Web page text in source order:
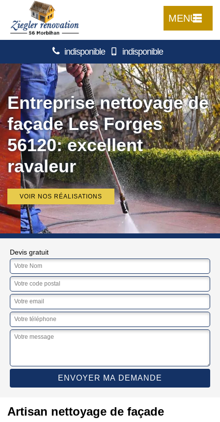
MENU
indisponible indisponible
Entreprise nettoyage de
façade Les Forges
56120: excellent
ravaleur
VOIR NOS RÉALISATIONS
Devis gratuit
Artisan nettoyage de façade